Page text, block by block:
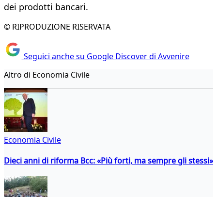
dei prodotti bancari.
© RIPRODUZIONE RISERVATA
Seguici anche su Google Discover di Avvenire
Altro di Economia Civile
Economia Civile
Dieci anni di riforma Bcc: «Più forti, ma sempre gli stessi»